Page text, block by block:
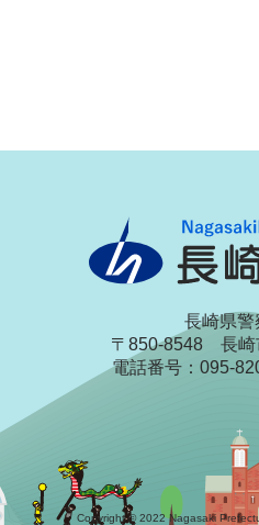
長崎県警
〒850-8548 長崎
電話番号：095-
Copyright © 2022 Nagasaki